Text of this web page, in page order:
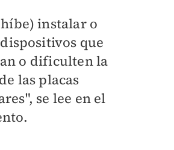
instalar o
que
o dificulten la
las placas
se lee en el